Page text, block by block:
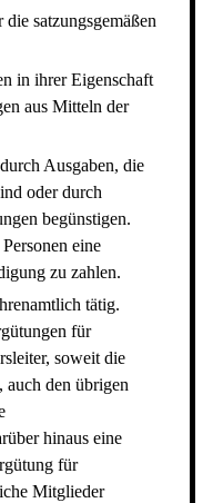
satzungsgemäßen
in ihrer Eigenschaft
aus Mitteln der
Ausgaben, die
oder durch
begünstigen.
eine
zu zahlen.
tätig.
für
soweit die
den übrigen
hinaus eine
für
Mitglieder